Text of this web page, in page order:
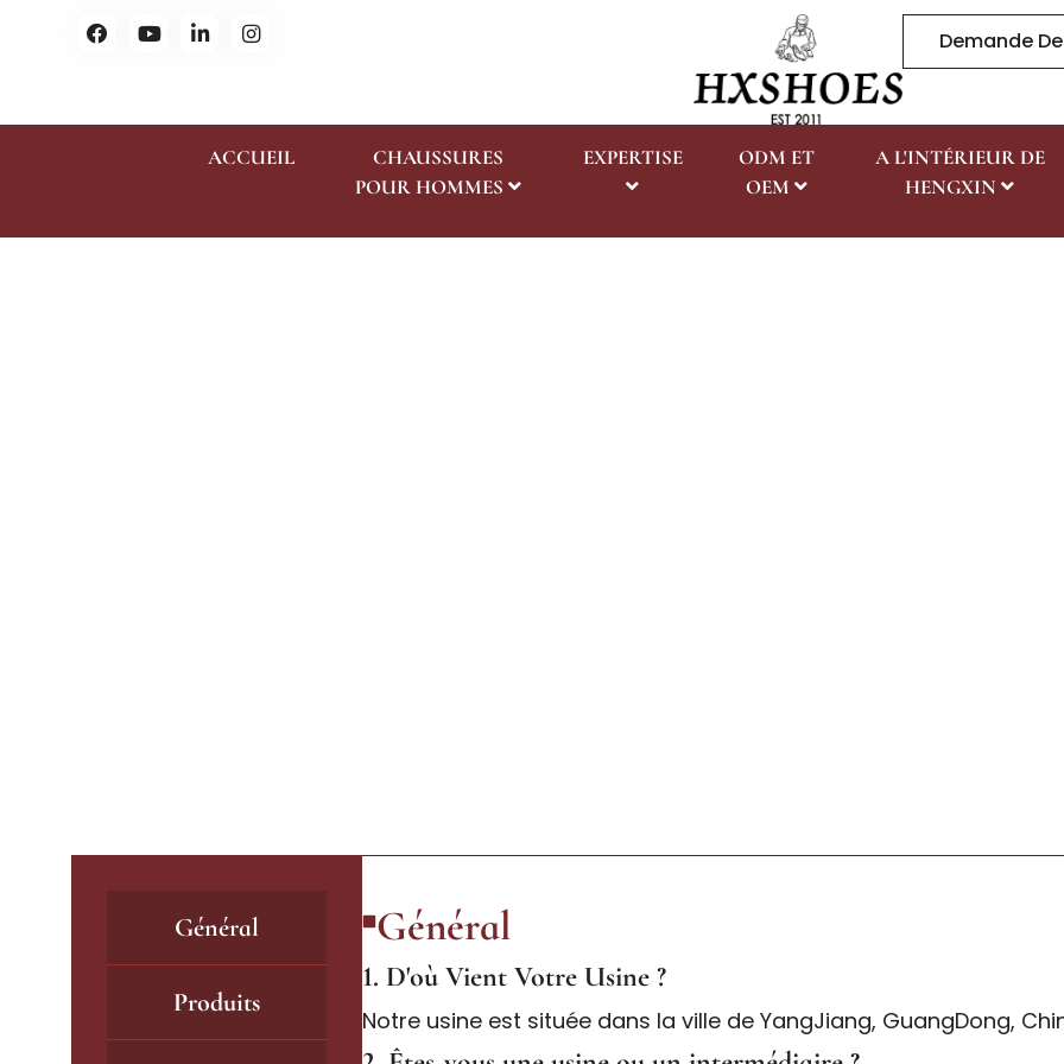
Demande
ACCUEIL
CHAUSSURES
POUR HOMMES
EXPERTISE
ODM ET
OEM
A L'INTÉRIEUR DE
HENGXIN
Général
Produits
Général
1. D'où Vient Votre Usine ?
Notre usine est située dans la ville de YangJiang, GuangDong,